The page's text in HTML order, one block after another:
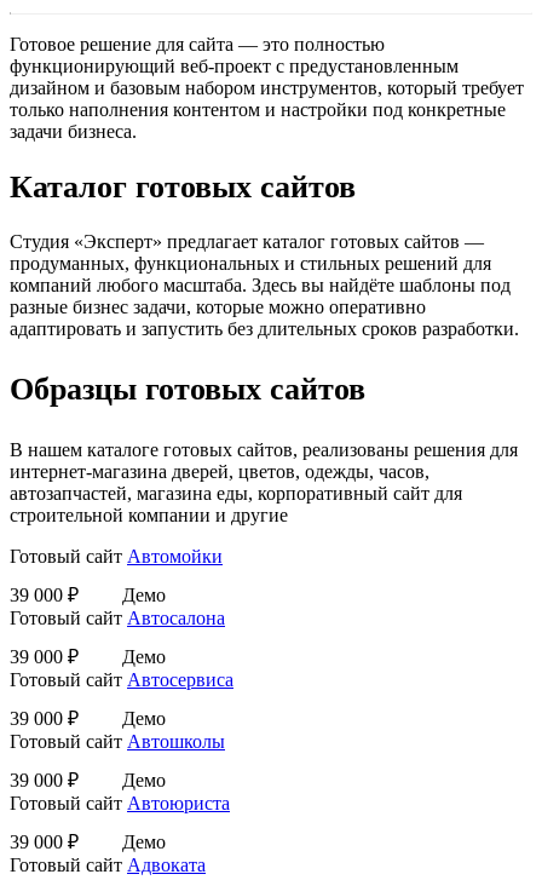
Готовое решение для сайта — это полностью
функционирующий веб-проект с предустановленным
дизайном и базовым набором инструментов, который требует
только наполнения контентом и настройки под конкретные
задачи бизнеса.
Каталог готовых сайтов
Студия «Эксперт» предлагает каталог готовых сайтов —
продуманных, функциональных и стильных решений для
компаний любого масштаба. Здесь вы найдёте шаблоны под
разные бизнес задачи, которые можно оперативно
адаптировать и запустить без длительных сроков разработки.
Образцы готовых сайтов
В нашем каталоге готовых сайтов, реализованы решения для
интернет-магазина дверей, цветов, одежды, часов,
автозапчастей, магазина еды, корпоративный сайт для
строительной компании и другие
Готовый сайт Автомойки
39 000 ₽
Демо
Готовый сайт Автосалона
39 000 ₽
Демо
Готовый сайт Автосервиса
39 000 ₽
Демо
Готовый сайт Автошколы
39 000 ₽
Демо
Готовый сайт Автоюриста
39 000 ₽
Демо
Готовый сайт Адвоката